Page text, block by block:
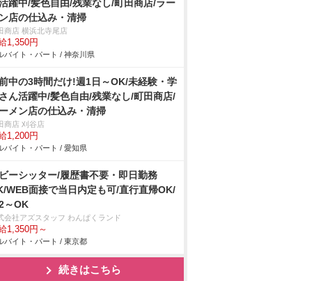
躍中/髪色自由/残業なし/町田商店/ラー
店の仕込み・清掃
商店 横浜北寺尾店
1,350円
バイト・パート / 神奈川県
中の3時間だけ!週1日～OK/未経験・学
ん活躍中/髪色自由/残業なし/町田商店/
メン店の仕込み・清掃
商店 刈谷店
1,200円
バイト・パート / 愛知県
ーシッター/履歴書不要・即日勤務
WEB面接で当日内定も可/直行直帰OK/
～OK
会社アズスタッフ わんぱくランド
1,350円～
バイト・パート / 東京都
続きはこちら